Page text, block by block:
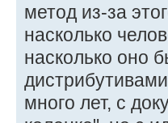
метод из-за
насколько
насколько оно
много лет, с